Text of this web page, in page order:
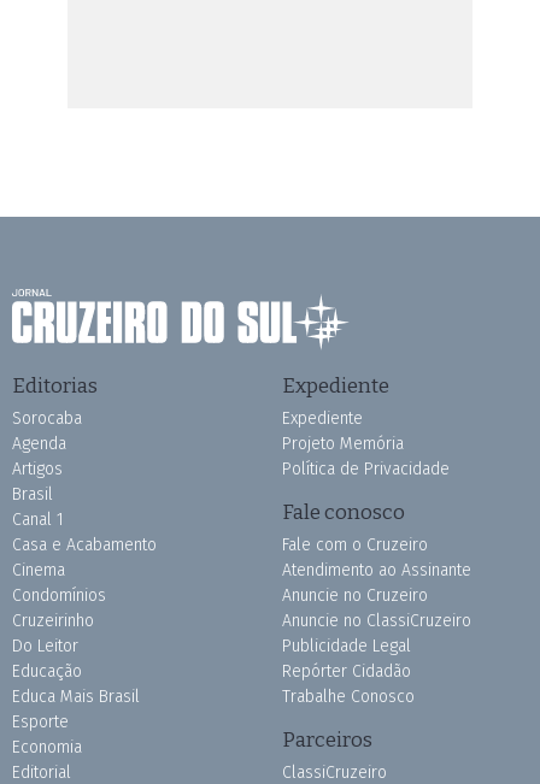
Editorias
Sorocaba
Agenda
Artigos
Brasil
Canal 1
Casa e Acabamento
Cinema
Condomínios
Cruzeirinho
Do Leitor
Educação
Educa Mais Brasil
Esporte
Economia
Editorial
Expediente
Expediente
Projeto Memória
Política de Privacidade
Fale conosco
Fale com o Cruzeiro
Atendimento ao Assinante
Anuncie no Cruzeiro
Anuncie no ClassiCruzeiro
Publicidade Legal
Repórter Cidadão
Trabalhe Conosco
Parceiros
ClassiCruzeiro